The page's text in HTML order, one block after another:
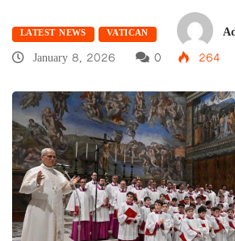
LATEST NEWS VATICAN
January 8, 2026
0 264